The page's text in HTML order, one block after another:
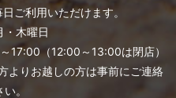
ご利用いただけます。
木曜日
（12:00～13:00は閉店）
よりお越しの方は事前にご連絡
。